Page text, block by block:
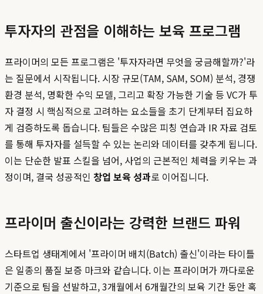
투자자의 관점을 이해하는 보육 프로그램
프라이머의 모든 프로그램은 '투자자라면 무엇을 궁금해할까?'라
는 질문에서 시작됩니다. 시장 규모(TAM, SAM, SOM) 분석, 경쟁
환경 분석, 명확한 수익 모델, 그리고 확장 가능한 기술 등 VC가 투
자 결정 시 핵심적으로 고려하는 요소들을 초기 단계부터 집요하
게 검증하도록 돕습니다. 팀들은 수많은 피칭 연습과 IR 자료 검토
를 통해 투자자를 설득할 수 있는 논리와 데이터를 갖추게 됩니다.
이는 단순한 발표 스킬을 넘어, 사업의 근본적인 체력을 키우는 과
정이며, 결국 성공적인 창업 보육 성과로 이어집니다.
프라이머 출신이라는 강력한 브랜드 파워
스타트업 생태계에서 '프라이머 배치(Batch) 출신'이라는 타이틀
은 일종의 품질 보증 마크와 같습니다. 이는 프라이머가 까다로운
기준으로 팀을 선발하고, 3개월에서 6개월간의 보육 기간 동안 혹